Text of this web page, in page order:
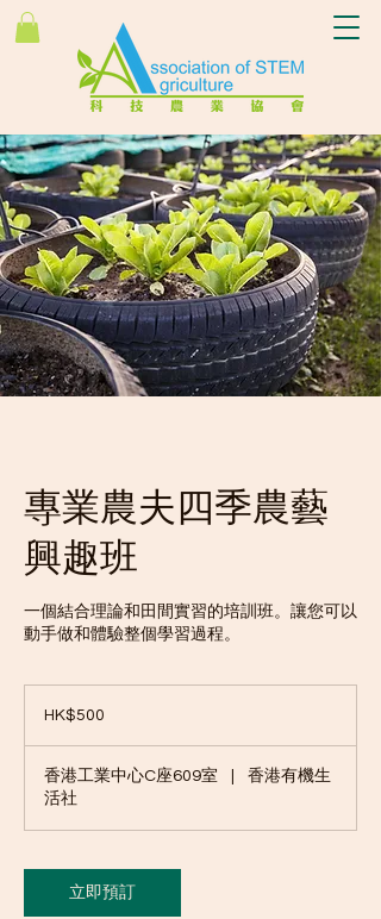
專業農夫四季農藝
興趣班
一個結合理論和田間實習的培訓班。讓您可以
動手做和體驗整個學習過程。
HK$500
香港工業中心C座609室
香港有機生
活社
立即預訂